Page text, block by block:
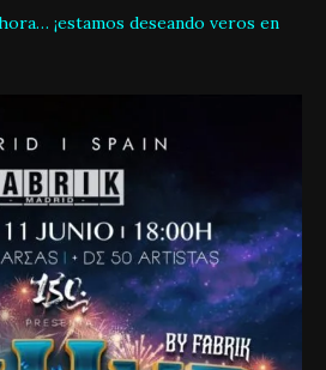
¡estamos deseando veros en